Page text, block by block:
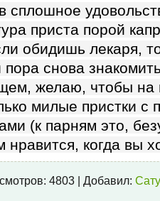
сплошное
приста порой
обидишь лекаря,
пора снова
желаю, чтобы на
милые пристки с
(к парням это,
нравится, когда вы
4803 | Добавил: